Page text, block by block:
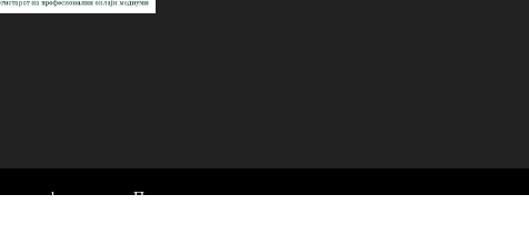
информирање. Преземање, нивно користење и реемитување се можни